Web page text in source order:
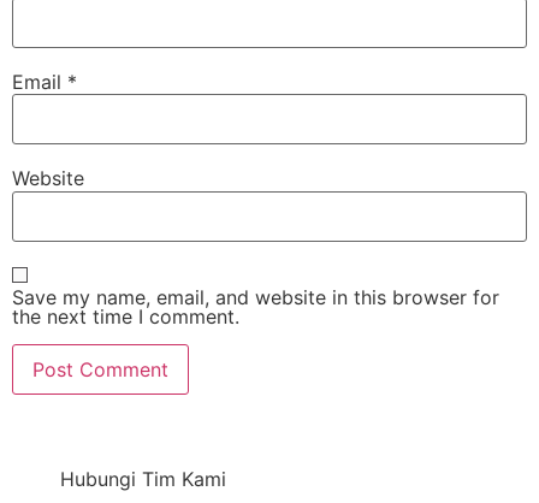
Email *
Website
Save my name, email, and website in this browser for
the next time I comment.
Hubungi Tim Kami